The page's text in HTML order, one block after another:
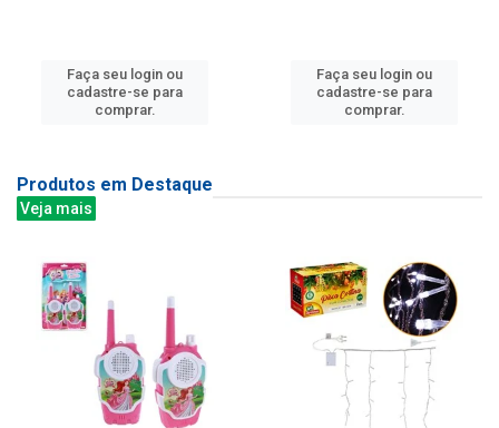
Faça seu login ou
cadastre-se para
comprar.
Faça seu login ou
cadastre-se para
comprar.
Produtos em Destaque
Veja mais